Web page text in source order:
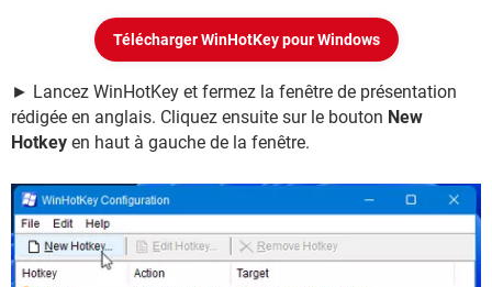
Télécharger WinHotKey pour Windows
► Lancez WinHotKey et fermez la fenêtre de présentation
rédigée en anglais. Cliquez ensuite sur le bouton New
Hotkey en haut à gauche de la fenêtre.